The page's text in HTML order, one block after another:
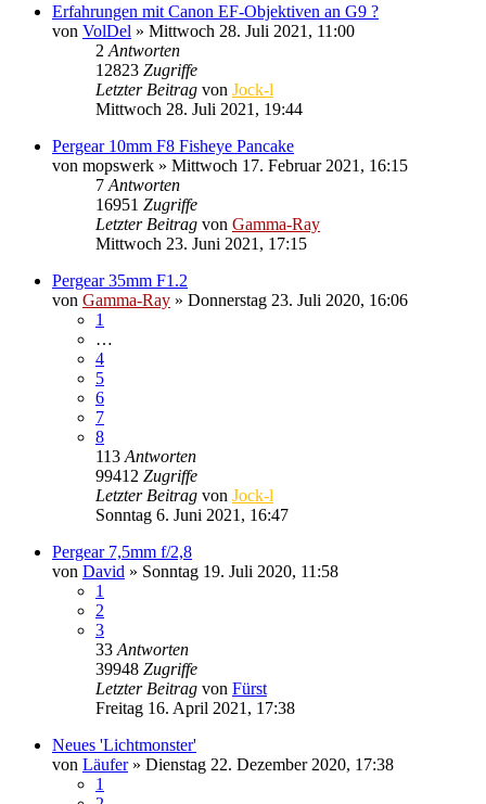
Erfahrungen mit Canon EF-Objektiven an G9 ?
von VolDel » Mittwoch 28. Juli 2021, 11:00
2 Antworten
12823 Zugriffe
Letzter Beitrag von Jock-l
Mittwoch 28. Juli 2021, 19:44
Pergear 10mm F8 Fisheye Pancake
von mopswerk » Mittwoch 17. Februar 2021, 16:15
7 Antworten
16951 Zugriffe
Letzter Beitrag von Gamma-Ray
Mittwoch 23. Juni 2021, 17:15
Pergear 35mm F1.2
von Gamma-Ray » Donnerstag 23. Juli 2020, 16:06
1
…
4
5
6
7
8
113 Antworten
99412 Zugriffe
Letzter Beitrag von Jock-l
Sonntag 6. Juni 2021, 16:47
Pergear 7,5mm f/2,8
von David » Sonntag 19. Juli 2020, 11:58
1
2
3
33 Antworten
39948 Zugriffe
Letzter Beitrag von Fürst
Freitag 16. April 2021, 17:38
Neues 'Lichtmonster'
von Läufer» Dienstag 22. Dezember 2020, 17:38
1